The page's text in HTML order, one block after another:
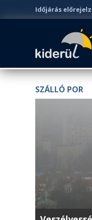
Időjárás
SZÁLLÓ POR